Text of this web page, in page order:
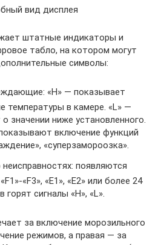
вид дисплея
штатные индикаторы и
табло, на котором могут
символы:
«Н» — показывает
температуры в камере. «L» —
о значении ниже установленного.
показывают включение функций
«суперзамороозка».
появляются
«F3», «E1», «E2» или более 24
горят сигналы «Н», «L».
за включение морозильного
режимов, а правая — за